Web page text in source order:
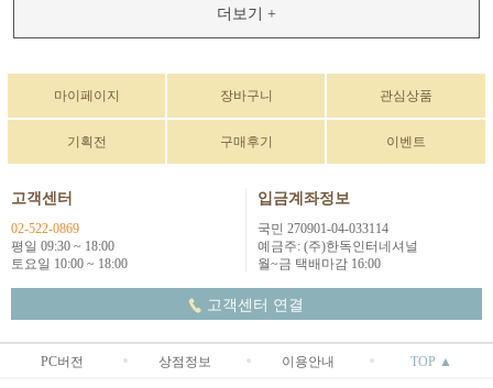
더보기 +
마이페이지 장바구니 관심상품
기획전 구매후기 이벤트
고객센터
02-522-0869
평일 09:30 ~ 18:00
토요일 10:00 ~ 18:00
입금계좌정보
국민 270901-04-033114
예금주: (주)한독인터네셔널
월~금 택배마감 16:00
고객센터 연결
PC버전 상점정보 이용안내 TOP ▲